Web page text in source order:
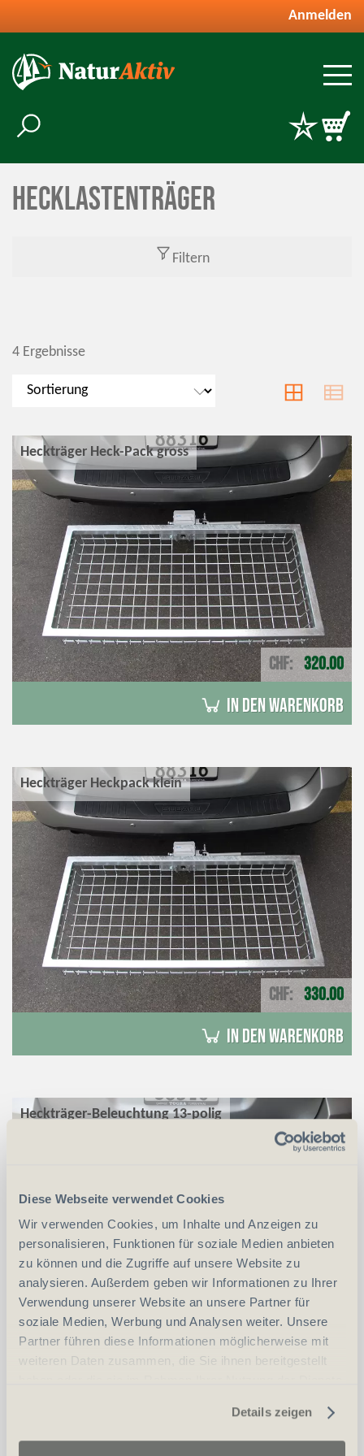
Diese Webseite verwendet Cookies
Wir verwenden Cookies, um Inhalte und Anzeigen zu
personalisieren, Funktionen für soziale Medien anbieten
zu können und die Zugriffe auf unsere Website zu
analysieren. Außerdem geben wir Informationen zu Ihrer
Verwendung unserer Website an unsere Partner für
soziale Medien, Werbung und Analysen weiter. Unsere
Partner führen diese Informationen möglicherweise mit
weiteren Daten zusammen, die Sie ihnen bereitgestellt
Details zeigen
Anmelden
Hecklastenträger
Filtern
4 Ergebnisse
Heckträger Heck-Pack gross
CHF 320.00
in den Warenkorb
Heckträger Heckpack klein
CHF 330.00
in den Warenkorb
Heckträger-Beleuchtung 13-polig
CHF 135.00